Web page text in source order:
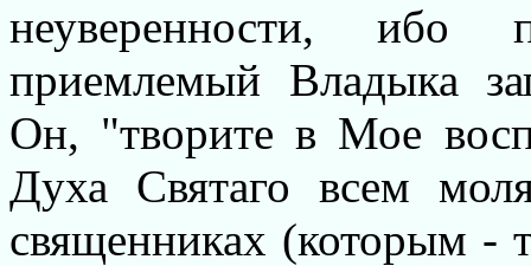
неуверенности,
приемлемый Владыка
Он, "творите в Мое
Духа Святаго всем
священниках (которым -